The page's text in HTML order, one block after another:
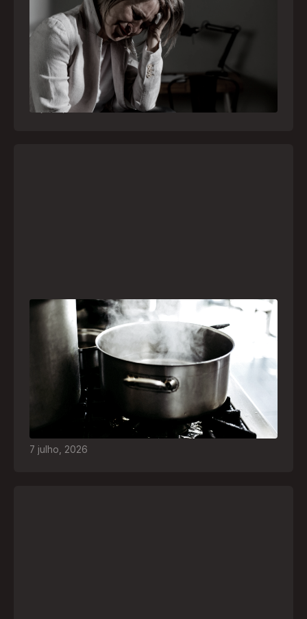
como o SAMU atua nesses casos
Surtos, tentativas de suicídio e episódios de
agitação intensa são considerados urgências
médicas e devem receber atendimento
especializado pelo telefone 192
21 julho, 2026
Frio leva brasileiros a improvisar para se
aquecer e aumenta risco de queimaduras
dentro de casa
O inverno chegou e, com ele, práticas perigosas
para espantar o frio voltam a ser comuns. Saiba
quais são os riscos e como agir em caso de
7 julho 2026